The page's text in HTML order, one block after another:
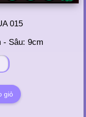
015
- Sâu: 9cm